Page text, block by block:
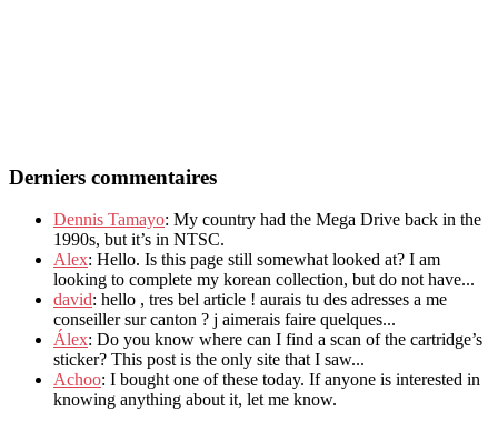
Derniers commentaires
Dennis Tamayo: My country had the Mega Drive back in the
1990s, but it’s in NTSC.
Alex: Hello. Is this page still somewhat looked at? I am
looking to complete my korean collection, but do not have...
david: hello , tres bel article ! aurais tu des adresses a me
conseiller sur canton ? j aimerais faire quelques...
Álex: Do you know where can I find a scan of the cartridge’s
sticker? This post is the only site that I saw...
Achoo: I bought one of these today. If anyone is interested in
knowing anything about it, let me know.